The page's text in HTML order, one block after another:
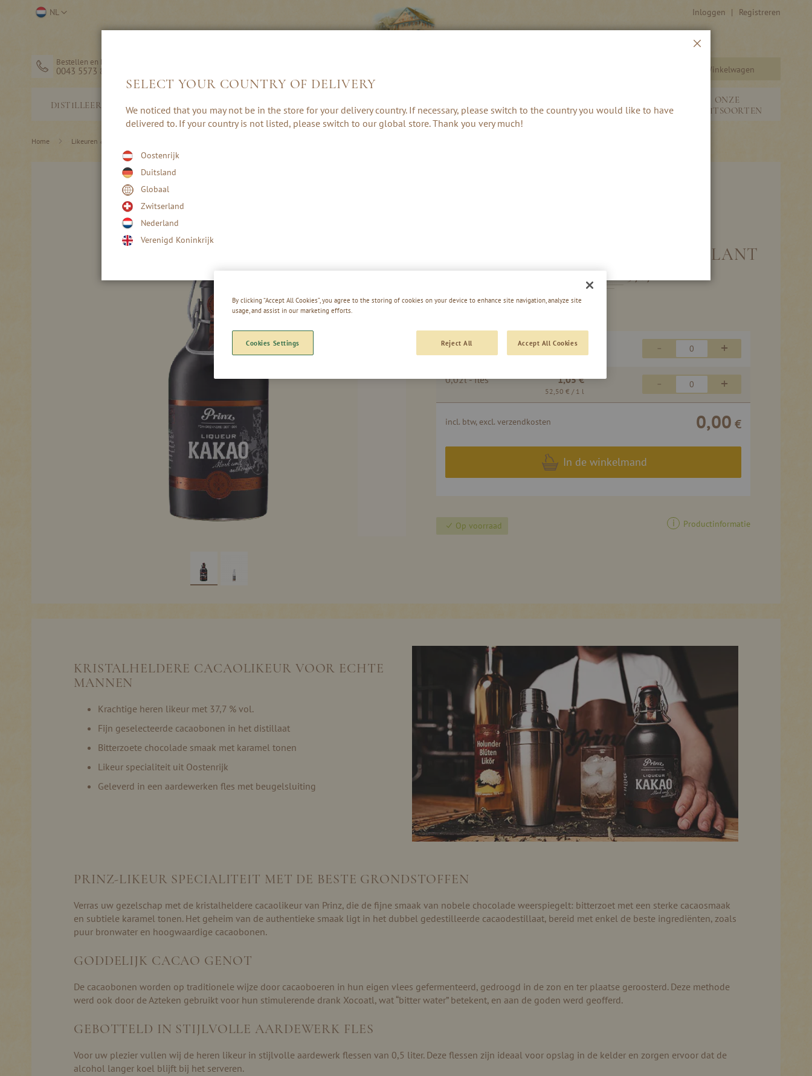
Ga
Inloggen Registreren
Selecteer
NL
Bestellen en hulp
0043 5573 82203 Winkelwagen
DISTILLEERDERIJ
DRANK
CREAMS
& PUNCH
ACCESSOIRES
NIEUW
ONZE
FRUITSOORTEN
Home Likeuren & Creams
afbeeldingen-
NOBILANT CACAO LIKEUR - NOBILANT
KAKAO LIQUEUR 37,7 % VOL
productitems
0,50l - fles 17,75 €
35,50 €/ 1 l - +
0,02l - fles 1,05 €
52,50 € / 1 l - +
incl. btw, excl. verzendkosten 0,00 €
In de winkelmand
Op voorraad Productinformatie
KRISTALHELDERE CACAOLIKEUR VOOR ECHTE
MANNEN
Krachtige heren likeur met 37,7 % vol.
Fijn geselecteerde cacaobonen in het distillaat
Bitterzoete chocolade smaak met karamel tonen
Likeur specialiteit uit Oostenrijk
Geleverd in een aardewerken fles met beugelsluiting
PRINZ-LIKEUR SPECIALITEIT MET DE BESTE GRONDSTOFFEN
Verras uw gezelschap met de kristalheldere cacaolikeur van Prinz, die de fijne smaak van nobele chocolade weerspiegelt: bitterzoet met een sterke cacaosmaak
en subtiele karamel tonen. Het geheim van de authentieke smaak ligt in het dubbel gedestilleerde cacaodestillaat, bereid met enkel de beste ingrediënten, zoals
puur bronwater en hoogwaardige cacaobonen.
GODDELIJK CACAO GENOT
De cacaobonen worden op traditionele wijze door cacaoboeren in hun eigen vlees gefermenteerd, gedroogd in de zon en ter plaatse geroosterd. Deze methode
werd ook door de Azteken gebruikt voor hun stimulerende drank Xocoatl, wat “bitter water” betekent, en aan de goden werd geofferd.
GEBOTTELD IN STIJLVOLLE AARDEWERK FLES
Voor uw plezier vullen wij de heren likeur in stijlvolle aardewerk flessen van 0,5 liter. Deze flessen zijn ideaal voor opslag in de kelder en zorgen ervoor dat de
alcohol langer koel blijft bij het serveren.
By clicking “Accept All Cookies”, you agree to the storing of cookies on your device to enhance site navigation, analyze site
usage, and assist in our marketing efforts.
Cookies Settings Reject All Accept All Cookies
SELECT YOUR COUNTRY OF DELIVERY
We noticed that you may not be in the store for your delivery country. If necessary, please switch to the country you would like to have
delivered to. If your country is not listed, please switch to our global store. Thank you very much!
Oostenrijk
Duitsland
Globaal
Zwitserland
Nederland
Verenigd Koninkrijk